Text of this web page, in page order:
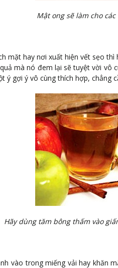
Mật ong sẽ làm cho
mặt hay nơi xuất hiện vết sẹo
mà nó đem lại sẽ tuyệt vời vô
ý gợi ý vô cùng thích hợp, chẳng
Hãy dùng tăm bông thấm vào
vào trong miếng vải hay khăn